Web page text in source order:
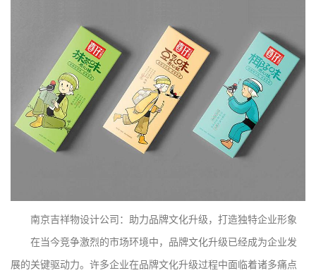
南京吉祥物设计公司：助力品牌文化升级，打造独特企业形象
在当今竞争激烈的市场环境中，品牌文化升级已经成为企业发
展的关键驱动力。许多企业在品牌文化升级过程中面临着诸多痛点